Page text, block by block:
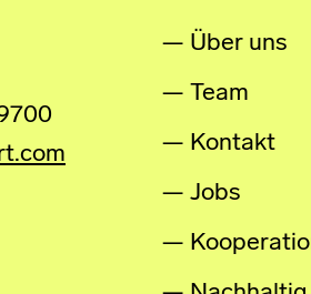
Über uns
Team
Kontakt
Jobs